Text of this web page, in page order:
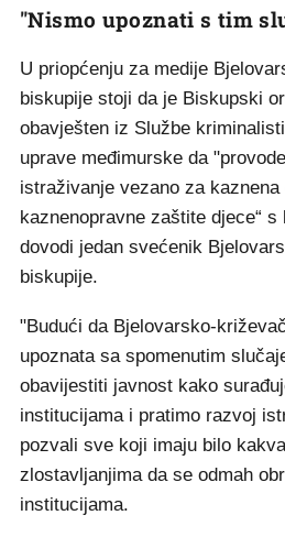
"Nismo upoznati s tim
U priopćenju za medije
biskupije stoji da je Biskupski
obavješten iz Službe
uprave međimurske da
istraživanje vezano za
kaznenopravne zaštite djece“
dovodi jedan svećenik
biskupije.
"Budući da Bjelovarsko-
upoznata sa spomenutim
obavijestiti javnost kako
institucijama i pratimo razvoj
pozvali sve koji imaju bilo
zlostavljanjima da se odmah
institucijama.